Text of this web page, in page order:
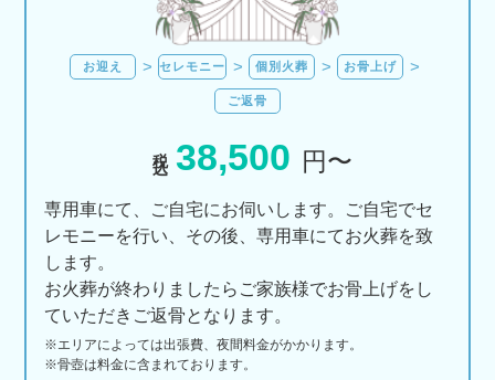
お迎え セレモニー 個別火葬 お骨上げ
ご返骨
38,500 円〜
専用車にて、ご自宅にお伺いします。ご自宅でセ
レモニーを行い、その後、専用車にてお火葬を致
します。
お火葬が終わりましたらご家族様でお骨上げをし
ていただきご返骨となります。
※エリアによっては出張費、夜間料金がかかります。
※骨壺は料金に含まれております。